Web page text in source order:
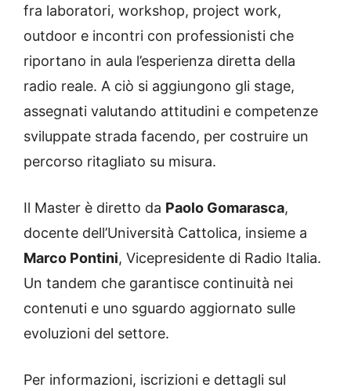
fra laboratori, workshop, project work,
outdoor e incontri con professionisti che
riportano in aula l’esperienza diretta della
radio reale. A ciò si aggiungono gli stage,
assegnati valutando attitudini e competenze
sviluppate strada facendo, per costruire un
percorso ritagliato su misura.
Il Master è diretto da Paolo Gomarasca,
docente dell’Università Cattolica, insieme a
Marco Pontini, Vicepresidente di Radio Italia.
Un tandem che garantisce continuità nei
contenuti e uno sguardo aggiornato sulle
evoluzioni del settore.
Per informazioni, iscrizioni e dettagli sul